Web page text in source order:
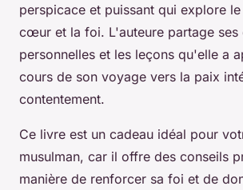
perspicace et puissant qui explore
cœur et la foi. L'auteure partage ses
personnelles et les leçons qu'elle a
cours de son voyage vers la paix
contentement.
Ce livre est un cadeau idéal pour
musulman, car il offre des conseils
manière de renforcer sa foi et de